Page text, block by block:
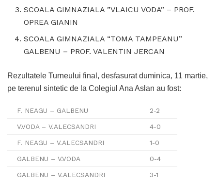
SCOALA GIMNAZIALA ”VLAICU VODA” – PROF.
OPREA GIANIN
SCOALA GIMNAZIALA “TOMA TAMPEANU”
GALBENU – PROF. VALENTIN JERCAN
Rezultatele Turneului final, desfasurat duminica, 11 martie,
pe terenul sintetic de la Colegiul Ana Aslan au fost:
F. NEAGU – GALBENU 2-2
V.VODA – V.ALECSANDRI 4-0
F. NEAGU – V.ALECSANDRI 1-0
GALBENU – V.VODA 0-4
GALBENU – V.ALECSANDRI 3-1